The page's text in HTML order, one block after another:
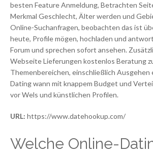
besten Feature Anmeldung, Betrachten
Merkmal Geschlecht, Älter werden und
Online-Suchanfragen, beobachten das ist
heute, Profile mögen, hochladen und
Forum und sprechen sofort ansehen.
Webseite Lieferungen kostenlos Beratung
Themenbereichen, einschließlich Ausgehen
Dating wann mit knappem Budget und
vor Wels und künstlichen Profilen.
URL: https://www.datehookup.com/
Welche Online-